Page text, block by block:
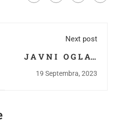
Next post
J A V N I O G L A S
za prikupljanje
19 Septembra, 2023